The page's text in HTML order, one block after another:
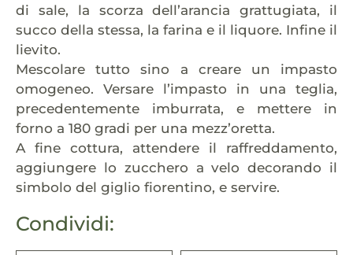
Condividi:
di sale, la scorza dell’arancia grattugiata, il
succo della stessa, la farina e il liquore. Infine il
lievito.
Mescolare tutto sino a creare un impasto
omogeneo. Versare l’impasto in una teglia,
precedentemente imburrata, e mettere in
forno a 180 gradi per una mezz’oretta.
A fine cottura, attendere il raffreddamento,
aggiungere lo zucchero a velo decorando il
simbolo del giglio fiorentino, e servire.